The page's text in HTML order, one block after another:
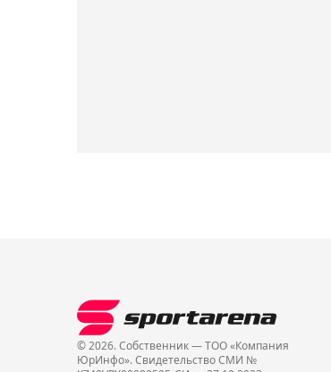
© 2026. Собственник — ТОО «Компания
ЮрИнфо». Cвидетельство СМИ №